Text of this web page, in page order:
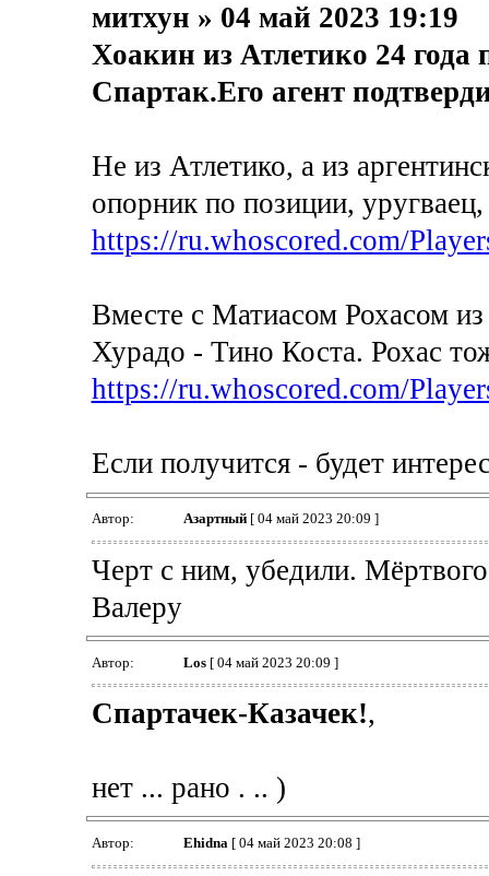
митхун » 04 май 2023 19:19
Хоакин из Атлетико 24
Спартак.Его агент
Не из Атлетико, а из
опорник по позиции,
https://ru.whoscored.com/
Вместе с Матиасом Рохасом из
Хурадо - Тино Коста. Рохас
https://ru.whoscored.com/
Если получится - будет
Автор: Азартный[ 04 май 2023 20:09 ]
Черт с ним, убедили.
Валеру
Автор: Los[ 04 май 2023 20:09 ]
Спартачек-Казачек!,
нет ... рано . .. )
Автор: Ehidna [ 04 май 2023 20:08 ]